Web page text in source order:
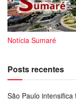
Notícia Sumaré
Posts recentes
São Paulo